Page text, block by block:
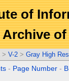
of
> V-2 > Gray High
- Page Number -